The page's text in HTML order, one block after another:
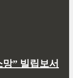
” 빌립보서